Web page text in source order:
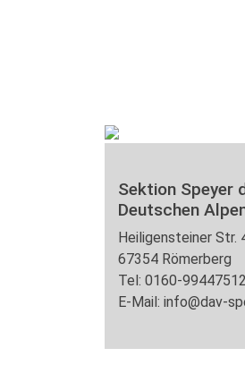
Sektion Speyer
Deutschen
Heiligensteiner Str.
67354 Römerberg
Tel: 0160-99447512
E-Mail: info@dav-